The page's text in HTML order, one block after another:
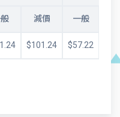
減價 一般
$101.24 $57.22